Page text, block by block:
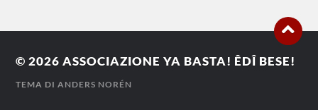
© 2026ASSOCIAZIONE YA BASTA! ÊDÎ BESE!
TEMA DIANDERS NORÉN